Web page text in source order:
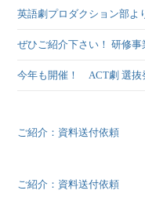
英語劇プロダクション部よ
ぜひご紹介下さい！ 研修
今年も開催！ ACT劇 選抜
ご紹介：資料送付依頼
ご紹介：資料送付依頼